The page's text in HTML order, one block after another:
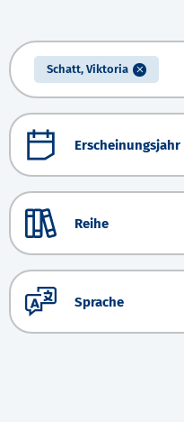
Schatt, Viktoria
Erscheinungsjahr
Reihe
Sprache